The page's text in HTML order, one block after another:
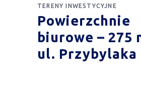
TERENY INWESTYCYJNE
Powierzchnie
biurowe – 275
ul. Przybylaka